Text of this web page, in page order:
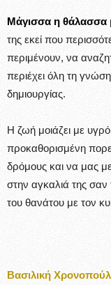
Μάγισσα η θάλασσα
της εκεί που
περιμένουν, να
περιέχει όλη τη
δημιουργίας.
Η ζωή μοιάζει με
προκαθορισμένη
δρόμους και να μας
στην αγκαλιά της
του θανάτου με τον
Βασιλική